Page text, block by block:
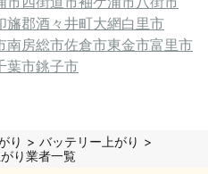
旛郡酒々井町大網白里市
南房総市佐倉市東金市富里市
葉市銚子市
り
バッテリー上がり
り業者一覧